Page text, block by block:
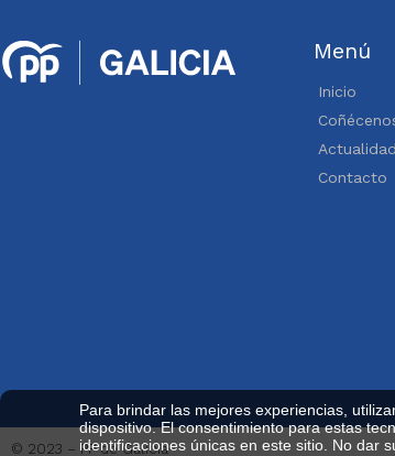
Menú
Inicio
Contacto
© 2023 – PP de Galicia
Para brindar las mejores experiencias,
dispositivo. El consentimiento para estas
identificaciones únicas en este sitio. No dar